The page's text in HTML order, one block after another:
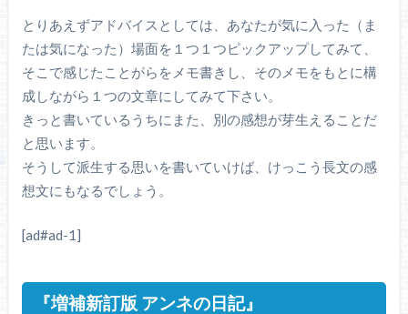
とりあえずアドバイスとしては、あなたが気に入った（ま
たは気になった）場面を１つ１つピックアップしてみて、
そこで感じたことがらをメモ書きし、そのメモをもとに構
成しながら１つの文章にしてみて下さい。
きっと書いているうちにまた、別の感想が芽生えることだ
と思います。
そうして派生する思いを書いていけば、けっこう長文の感
想文にもなるでしょう。
[ad#ad-1]
『増補新訂版 アンネの日記』